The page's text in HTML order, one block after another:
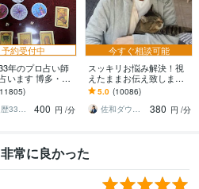
予約受付中
年のプロ占い師
います 博多・廓
統占い祈願師
鑑定歴33年のプロ占い師 雷鳥
400 円 /分
今すぐ相談可能
スッキリお悩み解決！視
えたままお伝え致します
恋愛、結婚、人間関係、
仕事、人生、ペットの気
持ち等◎祈願付き
5.0 (10086)
佐和ダウジング＆スピリットメンター
380 円 /分
常に良かった